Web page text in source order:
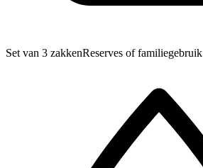
Set van 3 zakkenReserves of familiegebruik